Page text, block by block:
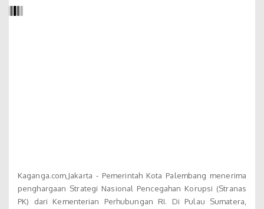
Kaganga.com,Jakarta - Pemerintah Kota Palembang menerima
penghargaan Strategi Nasional Pencegahan Korupsi (Stranas
PK) dari Kementerian Perhubungan RI. Di Pulau Sumatera,